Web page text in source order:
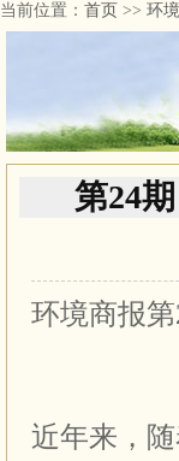
当前位置： 首页 >> 环
第24
环境商报
近年来，